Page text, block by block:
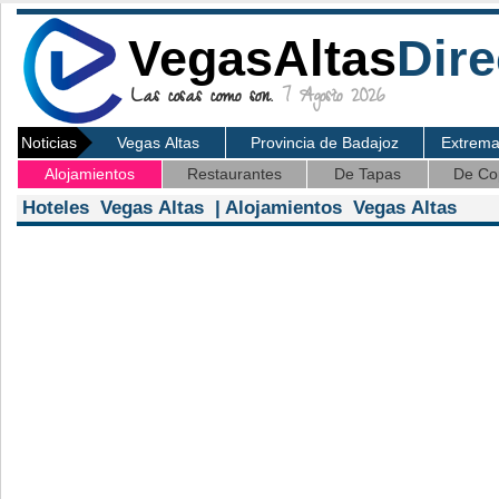
VegasAltas
Las cosas como son. 7 Agosto 2026
Noticias Vegas Altas Provincia de Badajoz
Alojamientos
Restaurantes De Tapas De
Hoteles Vegas Altas | Alojamientos Vegas Altas